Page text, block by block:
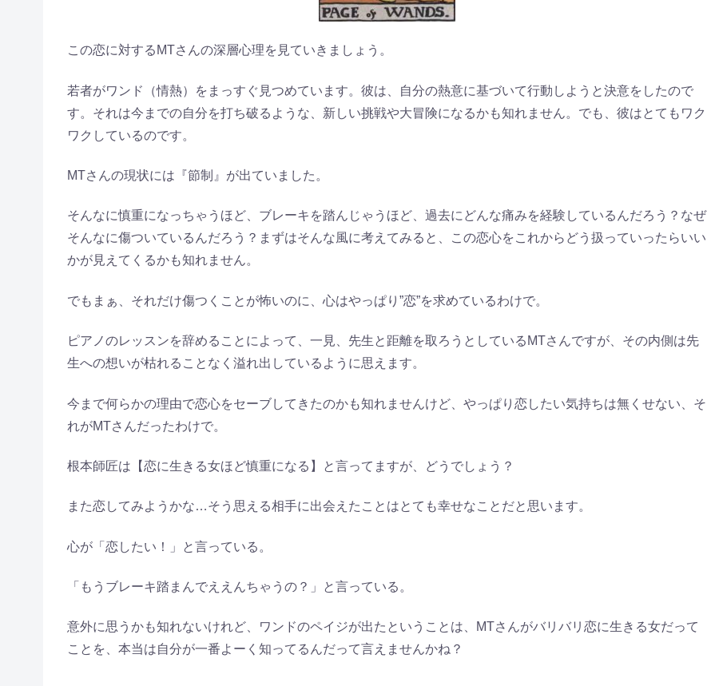
この恋に対するMTさんの深層心理を見ていきましょう。
若者がワンド（情熱）をまっすぐ見つめています。彼は、自分の熱意に基づいて行動しようと決意をしたので
す。それは今までの自分を打ち破るような、新しい挑戦や大冒険になるかも知れません。でも、彼はとてもワク
ワクしているのです。
MTさんの現状には『節制』が出ていました。
そんなに慎重になっちゃうほど、ブレーキを踏んじゃうほど、過去にどんな痛みを経験しているんだろう？なぜ
そんなに傷ついているんだろう？まずはそんな風に考えてみると、この恋心をこれからどう扱っていったらいい
かが見えてくるかも知れません。
でもまぁ、それだけ傷つくことが怖いのに、心はやっぱり”恋”を求めているわけで。
ピアノのレッスンを辞めることによって、一見、先生と距離を取ろうとしているMTさんですが、その内側は先
生への想いが枯れることなく溢れ出しているように思えます。
今まで何らかの理由で恋心をセーブしてきたのかも知れませんけど、やっぱり恋したい気持ちは無くせない、そ
れがMTさんだったわけで。
根本師匠は【恋に生きる女ほど慎重になる】と言ってますが、どうでしょう？
また恋してみようかな…そう思える相手に出会えたことはとても幸せなことだと思います。
心が「恋したい！」と言っている。
「もうブレーキ踏まんでええんちゃうの？」と言っている。
意外に思うかも知れないけれど、ワンドのペイジが出たということは、MTさんがバリバリ恋に生きる女だって
ことを、本当は自分が一番よーく知ってるんだって言えませんかね？